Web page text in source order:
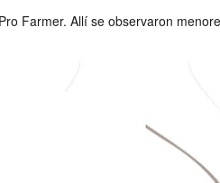
Farmer. Allí se observaron